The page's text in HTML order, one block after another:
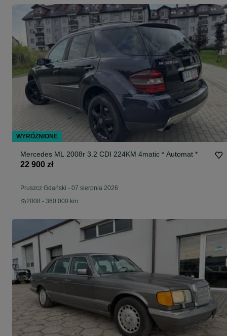
Mercedes ML 2008r 3.2 CDI 224KM 4matic * Automat *
22 900 zł
Pruszcz Gdański - 07 sierpnia 2026
2008 - 360 000 km
WYRÓŻNIONE